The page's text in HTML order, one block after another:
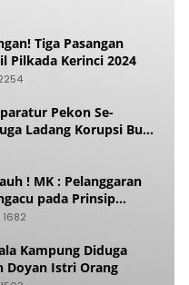
Tiga Pasangan
Pilkada Kerinci 2024
Pekon Se-
Ladang Korupsi Buat
! MK : Pelanggaran
pada Prinsip
1682
Kampung Diduga
Doyan Istri Orang